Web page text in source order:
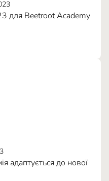
для Beetroot Academy
адаптується до нової